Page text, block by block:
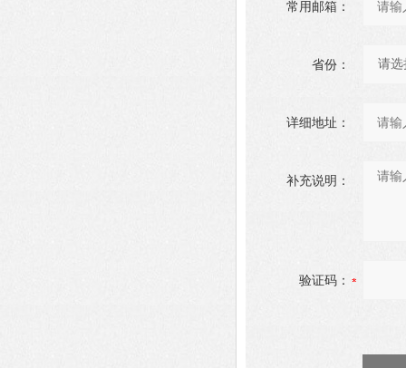
常用邮箱：
省份：
详细地址：
补充说明：
验证码：